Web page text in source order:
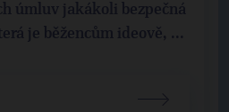
úmluv jakákoli bezpečná
je běžencům ideově, ...